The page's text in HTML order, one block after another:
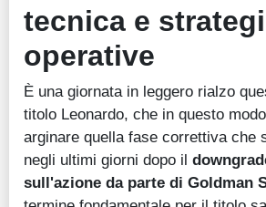
tecnica e
operative
È una giornata in leggero rialzo
titolo Leonardo, che in questo
arginare quella fase correttiva che
negli ultimi giorni dopo il
sull'azione da parte di Goldman